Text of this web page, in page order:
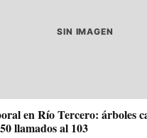
SIN IMAGEN
en Río Tercero: árboles
llamados al 103